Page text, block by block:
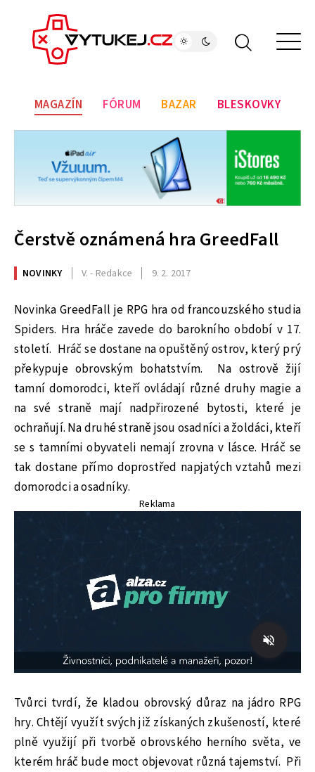
MAGAZÍN FÓRUM BAZAR BLESKOVKY
Čerstvě oznámená hra GreedFall
NOVINKY V. - Redakce 9. 2. 2017
Novinka GreedFall je RPG hra od francouzského studia
Spiders. Hra hráče zavede do barokního období v 17.
století. Hráč se dostane na opuštěný ostrov, který prý
překypuje obrovským bohatstvím. Na ostrově žijí
tamní domorodci, kteří ovládají různé druhy magie a
na své straně mají nadpřirozené bytosti, které je
ochraňují. Na druhé straně jsou osadníci a žoldáci, kteří
se s tamními obyvateli nemají zrovna v lásce. Hráč se
tak dostane přímo doprostřed napjatých vztahů mezi
domorodci a osadníky.
Reklama
Tvůrci tvrdí, že kladou obrovský důraz na jádro RPG
hry. Chtějí využít svých již získaných zkušeností, které
plně využijí při tvorbě obrovského herního světa, ve
kterém hráč bude moct objevovat různá tajemství. Při